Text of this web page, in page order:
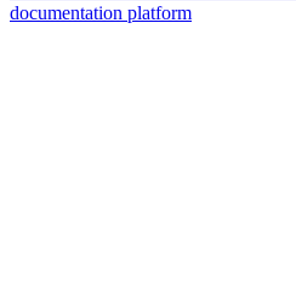
documentation platform